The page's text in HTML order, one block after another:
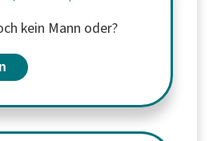
kein Mann oder?